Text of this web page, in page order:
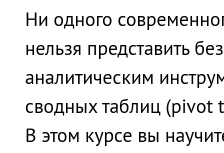
Ни одного
нельзя представить
аналитическим
сводных таблиц (pivot
В этом курсе вы